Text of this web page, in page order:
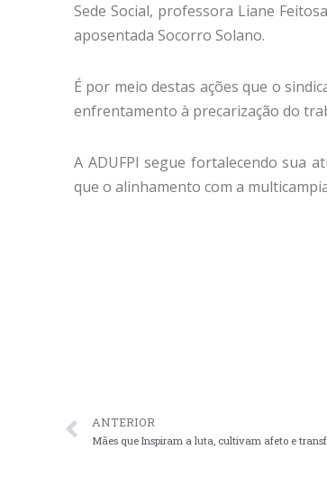
Sede Social, professora Liane
aposentada Socorro Solano.
É por meio destas ações que o
enfrentamento à precarização do
A ADUFPI segue fortalecendo sua
que o alinhamento com a
ANTERIOR